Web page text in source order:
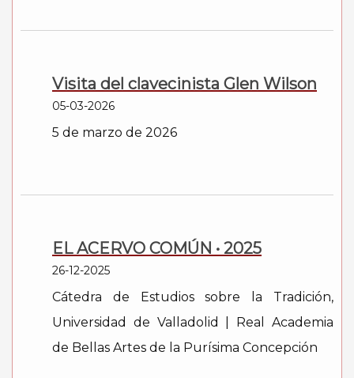
Visita del clavecinista Glen Wilson
05-03-2026
5 de marzo de 2026
EL ACERVO COMÚN • 2025
26-12-2025
Cátedra de Estudios sobre la Tradición,
Universidad de Valladolid | Real Academia
de Bellas Artes de la Purísima Concepción